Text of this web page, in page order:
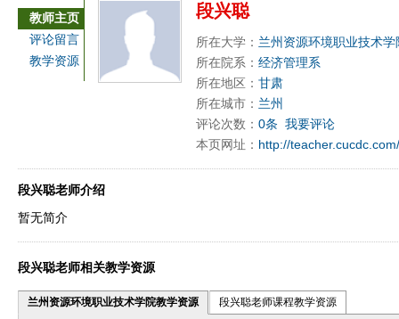
a
1dfbmath key98991 methodmultiply operand97996x
ca
1dfbsetx9899197996xxca 1dfbthisxca
1dfbxca12
3
1dfbzzzzzzzzbbbccccdddeeexcareplacezo
1printdf
b 9899197996 xca
AAABBBCCCdefine blablaenddefin
e dfbxyzendtemplate dfbCCCBBBAAA
dfb
dfb989919
dfbmath key98991 methodmulti
dfbsetx9899197996xxca
教师主页
评论留言
教学资源
段兴聪
所在大学： 兰州资源环境职业技术学
所在院系： 经济管理系
所在地区： 甘肃
所在城市： 兰州
评论次数： 0条 我要评论
本页网址： http://
段兴聪老师介绍
暂无简介
段兴聪老师相关教学资源
兰州资源环境职业技术学院教学资源 段兴聪老师课程教学资源